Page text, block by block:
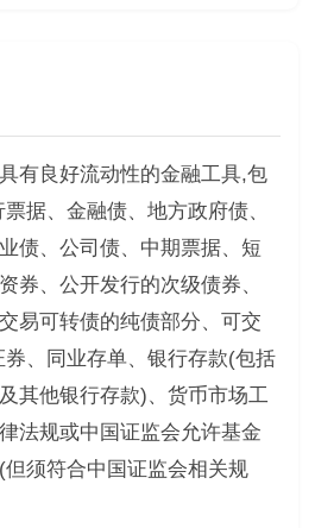
有良好流动性的金融工具,包
据、金融债、地方政府债、
债、公司债、中期票据、短
券、公开发行的次级债券、
易可转债的纯债部分、可交
、同业存单、银行存款(包括
其他银行存款)、货币市场工
法规或中国证监会允许基金
须符合中国证监会相关规